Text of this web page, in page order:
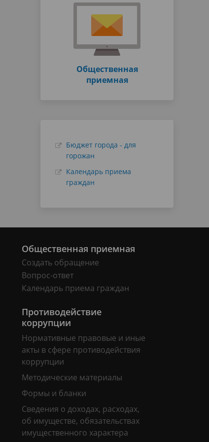
Общественная
приемная
Бюджет города - для
горожан
Календарь приема
граждан
Общественная приемная
Создать обращение
Вопрос-ответ
Календарь приема граждан
Противодействие
коррупции
Нормативные правовые и иные
акты в сфере противодействия
коррупции
Методические материалы
Формы и бланки
Сведения о доходах, расходах,
об имуществе, обязательствах
имущественного характера